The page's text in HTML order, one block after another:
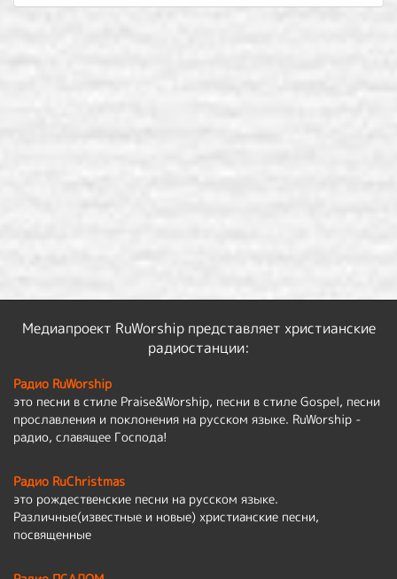
Медиапроект RuWorship представляет христианские
радиостанции:
Радио RuWorship
это песни в стиле Praise&Worship, песни в стиле Gospel, песни
прославления и поклонения на русском языке. RuWorship -
радио, славящее Господа!
Радио RuChristmas
это рождественские песни на русском языке.
Различные(известные и новые) христианские песни,
посвященные